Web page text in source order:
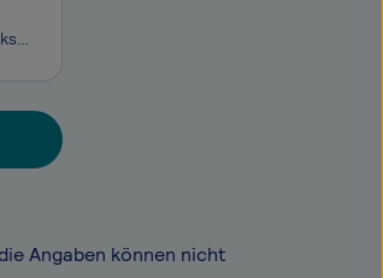
Sie sind bereits als Projektleiter (m⁠/⁠w⁠/⁠d) tätig oder verfügen über fundierte Erfahrung in der Tragwerksplanung und möchten künftig Projekte eigenverantwortlich steuern?Dann bieten wir Ihnen die Möglichkeit, in einem etablierten Ingenieurbüro mit flachen Hierarchien und einem kollegialen Team sp
Angaben können nicht